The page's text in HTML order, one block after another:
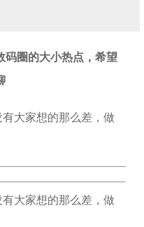
码圈的大小热点，希望